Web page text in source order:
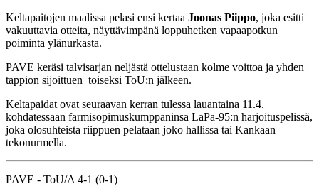
Keltapaitojen maalissa pelasi ensi kertaa Joonas Piippo, joka esitti
vakuuttavia otteita, näyttävimpänä loppuhetken vapaapotkun
poiminta ylänurkasta.
PAVE keräsi talvisarjan neljästä ottelustaan kolme voittoa ja yhden
tappion sijoittuen toiseksi ToU:n jälkeen.
Keltapaidat ovat seuraavan kerran tulessa lauantaina 11.4.
kohdatessaan farmisopimuskumppaninsa LaPa-95:n harjoituspelissä,
joka olosuhteista riippuen pelataan joko hallissa tai Kankaan
tekonurmella.
PAVE - ToU/A 4-1 (0-1)